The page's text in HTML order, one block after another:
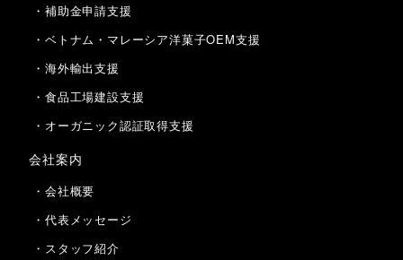
・補助金申請支援
・ベトナム・マレーシア洋菓子OEM支援
・海外輸出支援
・食品工場建設支援
・オーガニック認証取得支援
会社案内
・会社概要
・代表メッセージ
・スタッフ紹介